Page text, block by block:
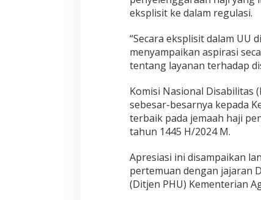
eksplisit ke dalam regulasi.
“Secara eksplisit dalam UU
menyampaikan aspirasi
tentang layanan terhadap
Komisi Nasional Disabilitas
sebesar-besarnya kepada
terbaik pada jemaah haji
tahun 1445 H/2024 M.
Apresiasi ini disampaikan
pertemuan dengan jajaran
(Ditjen PHU) Kementerian